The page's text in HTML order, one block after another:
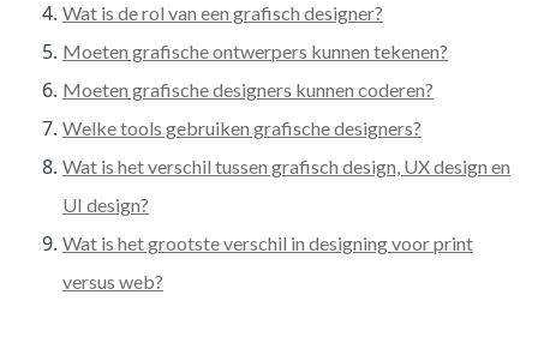
Wat is de rol van een grafisch designer?
Moeten grafische ontwerpers kunnen tekenen?
Moeten grafische designers kunnen coderen?
Welke tools gebruiken grafische designers?
Wat is het verschil tussen grafisch design, UX design en
UI design?
Wat is het grootste verschil in designing voor print
versus web?